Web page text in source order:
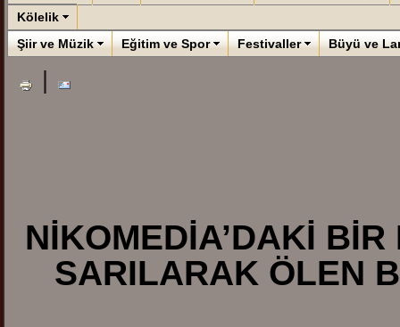
Kölelik
Şiir ve Müzik
Eğitim ve Spor Festivaller Büyü ve
NİKOMEDİA’DAKİ
SARILARAK ÖLEN